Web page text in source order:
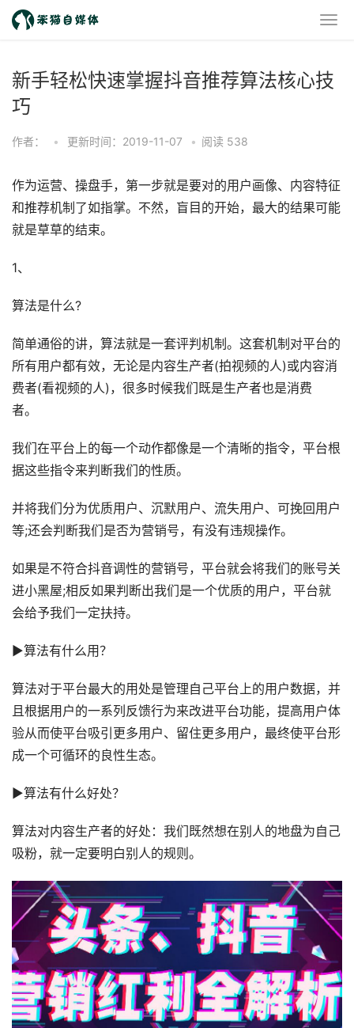
新手轻松快速掌握抖音推荐算法核心技
巧
作者： • 更新时间：2019-11-07 • 阅读 538
作为运营、操盘手，第一步就是要对的用户画像、内容特征
和推荐机制了如指掌。不然，盲目的开始，最大的结果可能
就是草草的结束。
1、
算法是什么?
简单通俗的讲，算法就是一套评判机制。这套机制对平台的
所有用户都有效，无论是内容生产者(拍视频的人)或内容消
费者(看视频的人)，很多时候我们既是生产者也是消费
者。
我们在平台上的每一个动作都像是一个清晰的指令，平台根
据这些指令来判断我们的性质。
并将我们分为优质用户、沉默用户、流失用户、可挽回用户
等;还会判断我们是否为营销号，有没有违规操作。
如果是不符合抖音调性的营销号，平台就会将我们的账号关
进小黑屋;相反如果判断出我们是一个优质的用户，平台就
会给予我们一定扶持。
►算法有什么用？
算法对于平台最大的用处是管理自己平台上的用户数据，并
且根据用户的一系列反馈行为来改进平台功能，提高用户体
验从而使平台吸引更多用户、留住更多用户，最终使平台形
成一个可循环的良性生态。
►算法有什么好处？
算法对内容生产者的好处：我们既然想在别人的地盘为自己
吸粉，就一定要明白别人的规则。